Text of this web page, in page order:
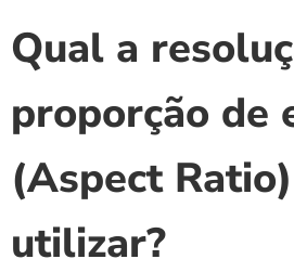
Qual a
proporção de
(Aspect
utilizar?